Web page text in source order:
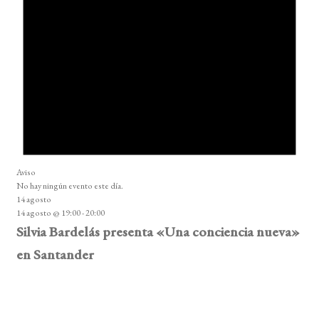
Aviso
No hay ningún evento este día.
14 agosto
14 agosto @ 19:00-20:00
Silvia Bardelás presenta «Una conciencia nueva»
en Santander